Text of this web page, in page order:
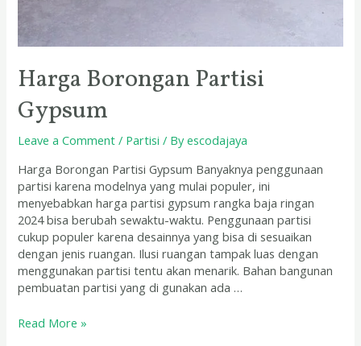
Harga Borongan Partisi
Gypsum
Leave a Comment / Partisi / Byescodajaya
Harga Borongan Partisi Gypsum Banyaknya penggunaan
partisi karena modelnya yang mulai populer, ini
menyebabkan harga partisi gypsum rangka baja ringan
2024 bisa berubah sewaktu-waktu. Penggunaan partisi
cukup populer karena desainnya yang bisa di sesuaikan
dengan jenis ruangan. Ilusi ruangan tampak luas dengan
menggunakan partisi tentu akan menarik. Bahan bangunan
pembuatan partisi yang di gunakan ada …
Read More »